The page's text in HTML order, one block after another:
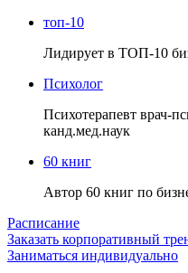
топ-10
Лидирует в ТОП-10
Психолог
Психотерапевт врач-
канд.мед.наук
60 книг
Автор 60 книг по
Расписание
Заказать корпоративный
Заниматься индивидуально